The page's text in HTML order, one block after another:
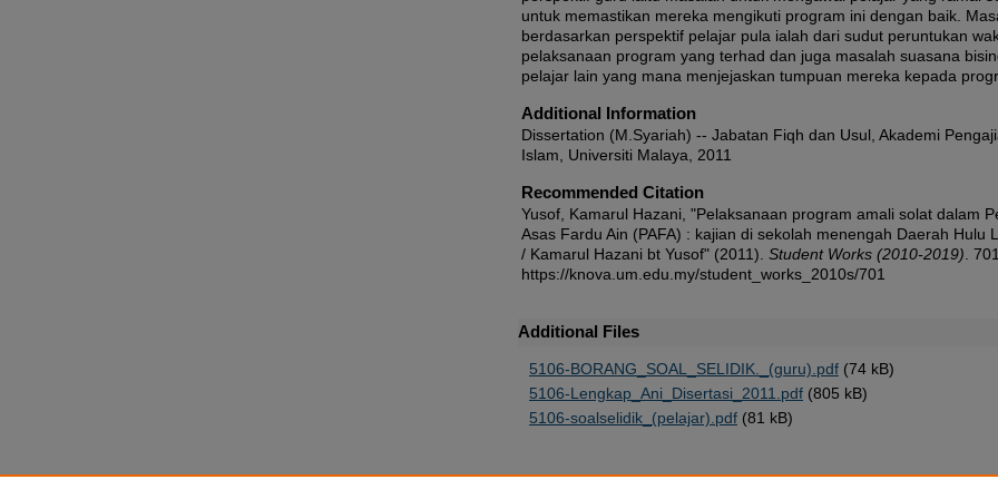
untuk memastikan mereka mengikuti program ini dengan baik.
berdasarkan perspektif pelajar pula ialah dari sudut peruntukan
pelaksanaan program yang terhad dan juga masalah suasana
pelajar lain yang mana menjejaskan tumpuan mereka kepada
Additional Information
Dissertation (M.Syariah) -- Jabatan Fiqh dan Usul, Akademi
Islam, Universiti Malaya, 2011
Recommended Citation
Yusof, Kamarul Hazani, "Pelaksanaan program amali solat dalam
Asas Fardu Ain (PAFA) : kajian di sekolah menengah Daerah Hulu
/ Kamarul Hazani bt Yusof" (2011). Student Works (2010-2019) . 701.
https://knova.um.edu.my/student_works_2010s/701
Additional Files
5106-BORANG_SOAL_SELIDIK._(guru).pdf (74 kB)
5106-Lengkap_Ani_Disertasi_2011.pdf (805 kB)
5106-soalselidik_(pelajar).pdf (81 kB)